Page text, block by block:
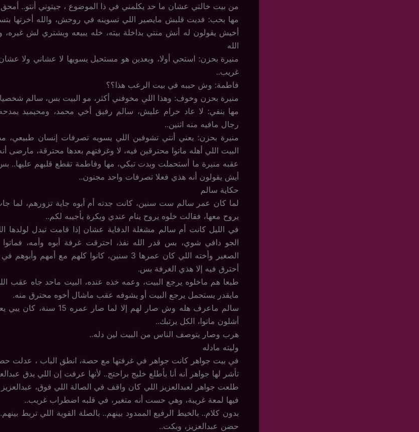
من بيت خالتي عشان ما حد يكلمني في ذا الموضوع ، جيتوني أنتو..
مها بحب: فديت قلبش مايصير اللي تسوينه في روحش، والله أخرتها
أخيش يقولون له أنش منتي بداخلة بيته، خله يبيعه ويشتري لش غيره،
الله
منيرة بحزن: استحي أولا، وبعدين هو مستحيل يسويها لا عشاني ولا
غريب..
فاطمة: وش حببه في بيت الرعب هذا؟؟
منيرة بحزن وخوف: وهذا اللي مخوفني أكثر، مو البيت بس، سالم
مها بنفي: لا عاد حرام عليش، سالم رفيق أخي محمد، ومحيميد يمدحه
رجال مافيه منه اثنين..
منيرة بحزن: يعني أنتي تشوفين اللي يسويه تصرفات إنسان
البيت اللي أهله ماتوا محترقين فيه، لا وغرفتهم بعدها محترقة، مارضى
عقبه منيرة ما أستحملت وبدت تبكي، مها وفاطمة تقطع قلبهم عليها..
أيش يقولون أنه هذي فعلا تصرفات واحد مجنون..
حكاية سالم
لما كان عمر سالم ست سنين، كانت جدته أم أبوه جاية تزورهم، لما
يروح معها، فقالت خلوه يروح ينام عندي وبكرة بأجيبه لكم..
الجو دافي شوي، بس قدر الله نفذ، احترقت غرفة أبوه وأمه،
الصغير وأخته اللي كان عمرها 3 سنين، كانوا كلهم مع
أحترق فيه إلا هذي الغرفة بس.
طبعا هم ماخلوه يرجع البيت، وعمه خذه عنده، البيت ماحد جاه عقب
مايقدر يستحمل يرجع البيت أو يشوفه عقب ماشال أخوه محترق منه.
سالم ماعرف هله وش صار لهم إلا
أشلون ماتوا، الكل يرتبك..
هرب وصار يتوصف الناس من البيت لين دله..
وليته مادله
في بيت جواهر كانت جواهر في غرفتها مع حصة، انطق الباب ، عدلت
تأشر لها جواهر أنه أنا بأطلع خليج براحتج.. لأنها عرفت إن اللي يدق
طلعت جواهر لعبدالعزيز اللي كان واقف في الصالة اللي فوق،
فيها لمعة غريبة، وهي حست أنه متغير، في قلبه اضطراب غريب..
بدون كلام.. بالخيط الرفيع الممدود بينهم.. بالصلة القوية اللي تربط
حضن عبدالعزيز، وبكت..